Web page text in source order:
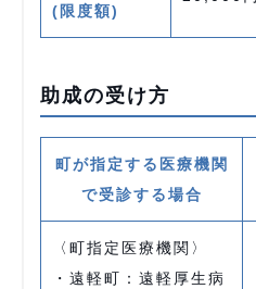
(限度額)
助成の受け方
町が指定する医療機関
で受診する場合
〈町指定医療機関〉
・遠軽町：遠軽厚生病